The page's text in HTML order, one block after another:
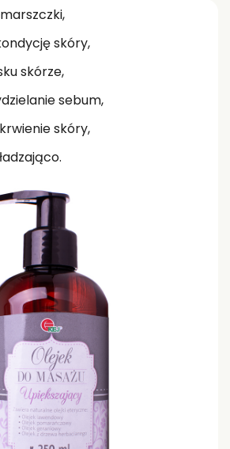
skóry,
skórze,
sebum,
skóry,